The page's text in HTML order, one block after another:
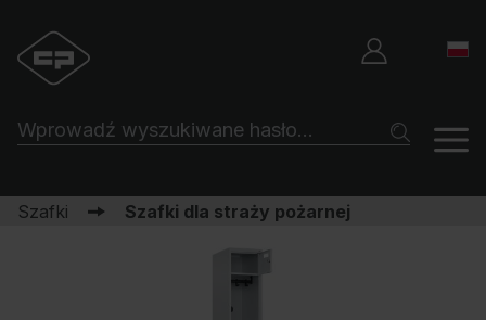
Szafki Szafki dla straży pożarnej